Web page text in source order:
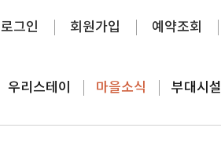
로그인 회원가입 예약조회
우리스테이 마을소식 부대시설